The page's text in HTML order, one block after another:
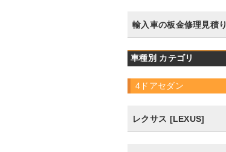
輸入車の板金修理見積り
車種別 カテゴリ
4ドアセダン
レクサス [LEXUS]